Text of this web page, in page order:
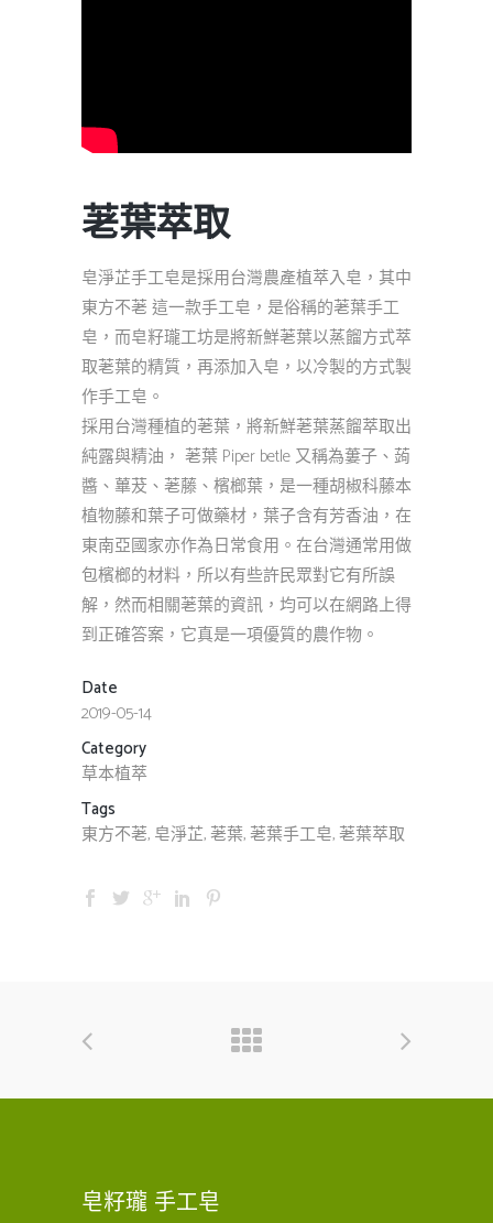
荖葉萃取
皂淨芷手工皂是採用台灣農產植萃入皂，其中
東方不荖 這一款手工皂，是俗稱的荖葉手工
皂，而皂籽瓏工坊是將新鮮荖葉以蒸餾方式萃
取荖葉的精質，再添加入皂，以冷製的方式製
作手工皂。
採用台灣種植的荖葉，將新鮮荖葉蒸餾萃取出
純露與精油， 荖葉 Piper betle 又稱為蔞子、蒟
醬、蓽茇、荖藤、檳榔葉，是一種胡椒科藤本
植物藤和葉子可做藥材，葉子含有芳香油，在
東南亞國家亦作為日常食用。在台灣通常用做
包檳榔的材料，所以有些許民眾對它有所誤
解，然而相關荖葉的資訊，均可以在網路上得
到正確答案，它真是一項優質的農作物。
Date
2019-05-14
Category
草本植萃
Tags
東方不荖, 皂淨芷, 荖葉, 荖葉手工皂, 荖葉萃取
皂籽瓏 手工皂